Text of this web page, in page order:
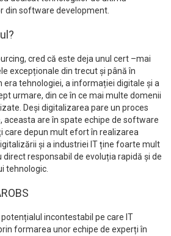
din software development.
cred că este deja unul cert –mai
excepționale din trecut și până în
era tehnologiei, a informației digitale și a
urmare, din ce în ce mai multe domenii
Deși digitalizarea pare un proces
aceasta are în spate echipe de software
care depun mult efort în realizarea
și a industriei IT ține foarte mult
responsabil de evoluția rapidă și de
tehnologic.
potențialul incontestabil pe care IT
formarea unor echipe de experți în